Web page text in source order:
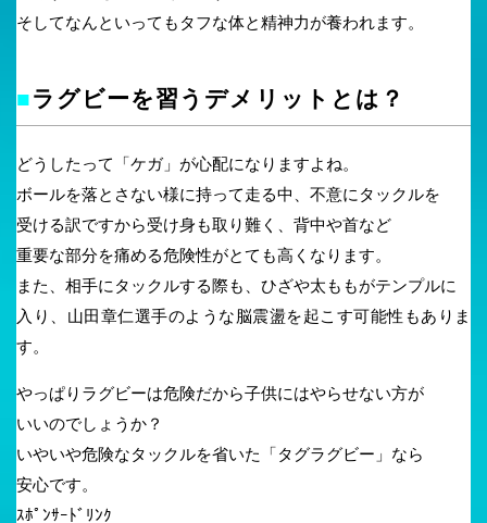
そしてなんといってもタフな体と精神力が養われます。
■ラグビーを習うデメリットとは？
どうしたって「ケガ」が心配になりますよね。
ボールを落とさない様に持って走る中、不意にタックルを
受ける訳ですから受け身も取り難く、背中や首など
重要な部分を痛める危険性がとても高くなります。
また、相手にタックルする際も、ひざや太ももがテンプルに
入り、山田章仁選手のような脳震盪を起こす可能性もありま
す。
やっぱりラグビーは危険だから子供にはやらせない方が
いいのでしょうか？
いやいや危険なタックルを省いた「タグラグビー」なら
安心です。
ｽﾎﾟﾝｻｰﾄﾞﾘﾝｸ